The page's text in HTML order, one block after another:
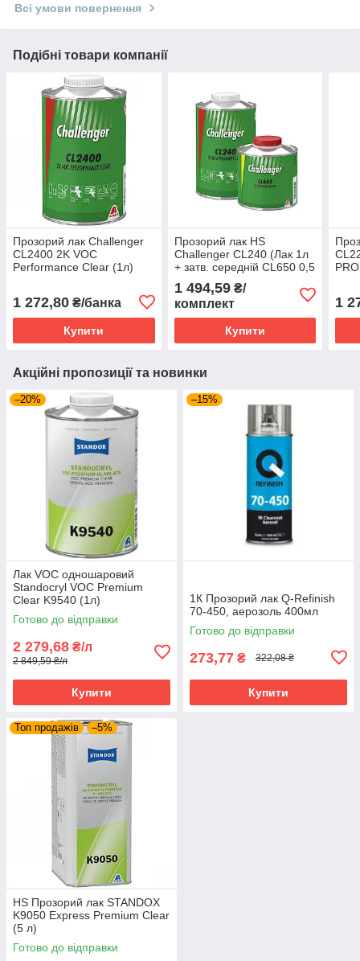
Всі умови повернення
Подібні товари компанії
Прозорий лак Challenger
CL2400 2K VOC
Performance Clear (1л)
1 272,80 ₴/банка
Купити
Прозорий лак HS
Challenger CL240 (Лак 1л
+ затв. середній CL650 0,5
1 494,59₴/
комплект
Купити
1
Акційні пропозиції та новинки
–20%
Лак VOC одношаровий
Standocryl VOC Premium
Clear K9540 (1л)
Готово до відправки
2 279,68 ₴/л
2 849,59 ₴/л
Купити
–15%
1К Прозорий лак Q-Refinish
70-450, аерозоль 400мл
Готово до відправки
273,77 ₴ 322,08 ₴
Купити
Топ продажів –5%
HS Прозорий лак STANDOX
K9050 Express Premium Clear
(5 л)
Готово до відправки